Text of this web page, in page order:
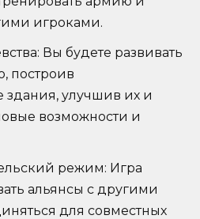
игроками.
Вы будете развивать
построив
здания, улучшив их и
возможности и
режим: Игра
альянсы с другими
для совместных